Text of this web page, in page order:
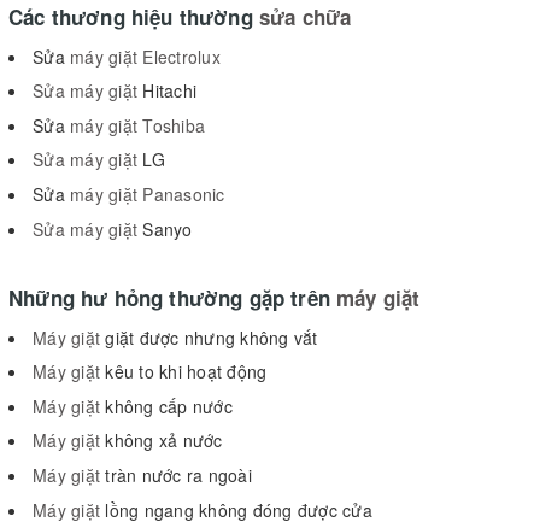
Các thương hiệu thường sửa chữa
Sửa máy giặt Electrolux
Sửa máy giặt Hitachi
Sửa máy giặt Toshiba
Sửa máy giặt LG
Sửa máy giặt Panasonic
Sửa máy giặt Sanyo
Những hư hỏng thường gặp trên máy giặt
Máy giặt giặt được nhưng không vắt
Máy giặt kêu to khi hoạt động
Máy giặt không cấp nước
Máy giặt không xả nước
Máy giặt tràn nước ra ngoài
Máy giặt lồng ngang không đóng được cửa